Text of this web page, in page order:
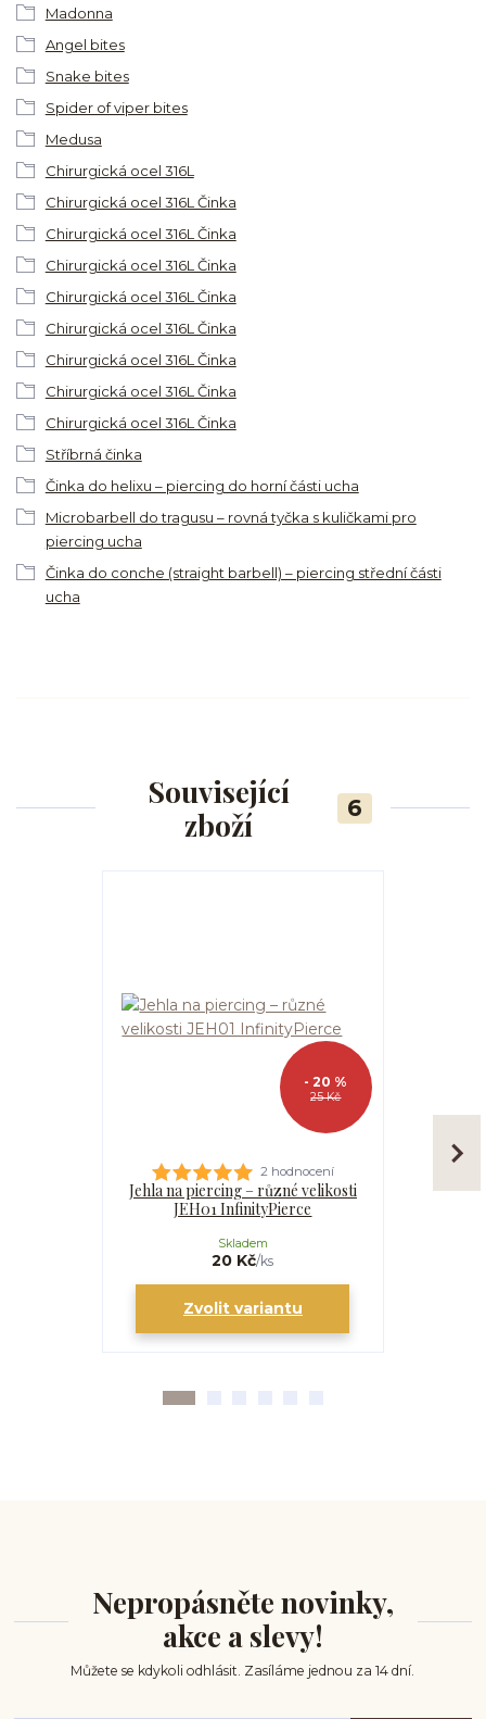
Madonna
Angel bites
Snake bites
Spider of viper bites
Medusa
Chirurgická ocel 316L
Chirurgická ocel 316L Činka
Chirurgická ocel 316L Činka
Chirurgická ocel 316L Činka
Chirurgická ocel 316L Činka
Chirurgická ocel 316L Činka
Chirurgická ocel 316L Činka
Chirurgická ocel 316L Činka
Chirurgická ocel 316L Činka
Stříbrná činka
Činka do helixu – piercing do horní části ucha
Microbarbell do tragusu – rovná tyčka s kuličkami pro
piercing ucha
Činka do conche (straight barbell) – piercing střední části
ucha
Související
zboží
6
25 Kč
- 20 %
2 hodnocení
Jehla na piercing – různé velikosti
JEH01 InfinityPierce
20 Kč/ks
Skladem
Zvolit variantu
Nepropásněte novinky,
akce a slevy!
Můžete se kdykoli odhlásit. Zasíláme jednou za 14 dní.